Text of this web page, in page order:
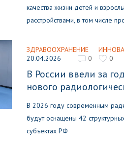
качества жизни детей и
расстройствами, в том числе
ЗДРАВООХРАНЕНИЕ
20.04.2026
0 0
В России ввели за
нового
В 2026 году современным
будут оснащены 42
субъектах РФ